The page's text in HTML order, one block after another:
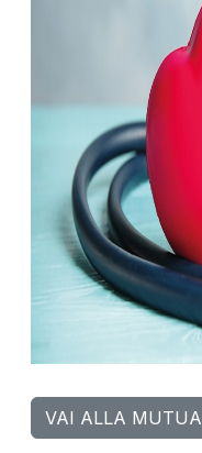
VAI ALLA MUTUA